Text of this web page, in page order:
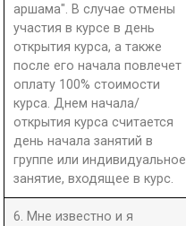
аршама". В случае отмены
участия в курсе в день
открытия курса, а также
после его начала повлечет
оплату 100% стоимости
курса. Днем начала/
открытия курса считается
день начала занятий в
группе или индивидуальное
занятие, входящее в курс.
6. Мне известно и я